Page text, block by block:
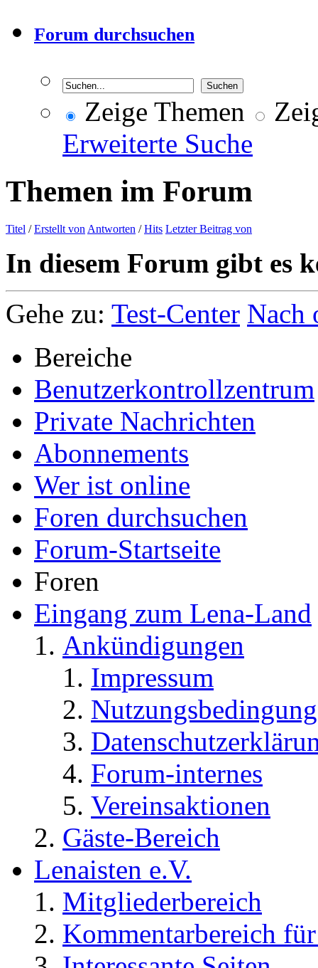
Forum durchsuchen
Zeige Themen
Erweiterte Suche
Themen im Forum
Titel /Erstellt von Antworten /Hits Letzter Beitrag von
In diesem Forum gibt es
Gehe zu: Test-Center Nach
Bereiche
Benutzerkontrollzentrum
Private Nachrichten
Abonnements
Wer ist online
Foren durchsuchen
Forum-Startseite
Foren
Eingang zum Lena-Land
Ankündigungen
Impressum
Forum-internes
Vereinsaktionen
Gäste-Bereich
Lenaisten e.V.
Mitgliederbereich
Kommentarbereich